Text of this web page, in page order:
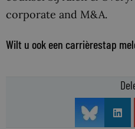
corporate and M&A.
Wilt u ook een carrièrestap